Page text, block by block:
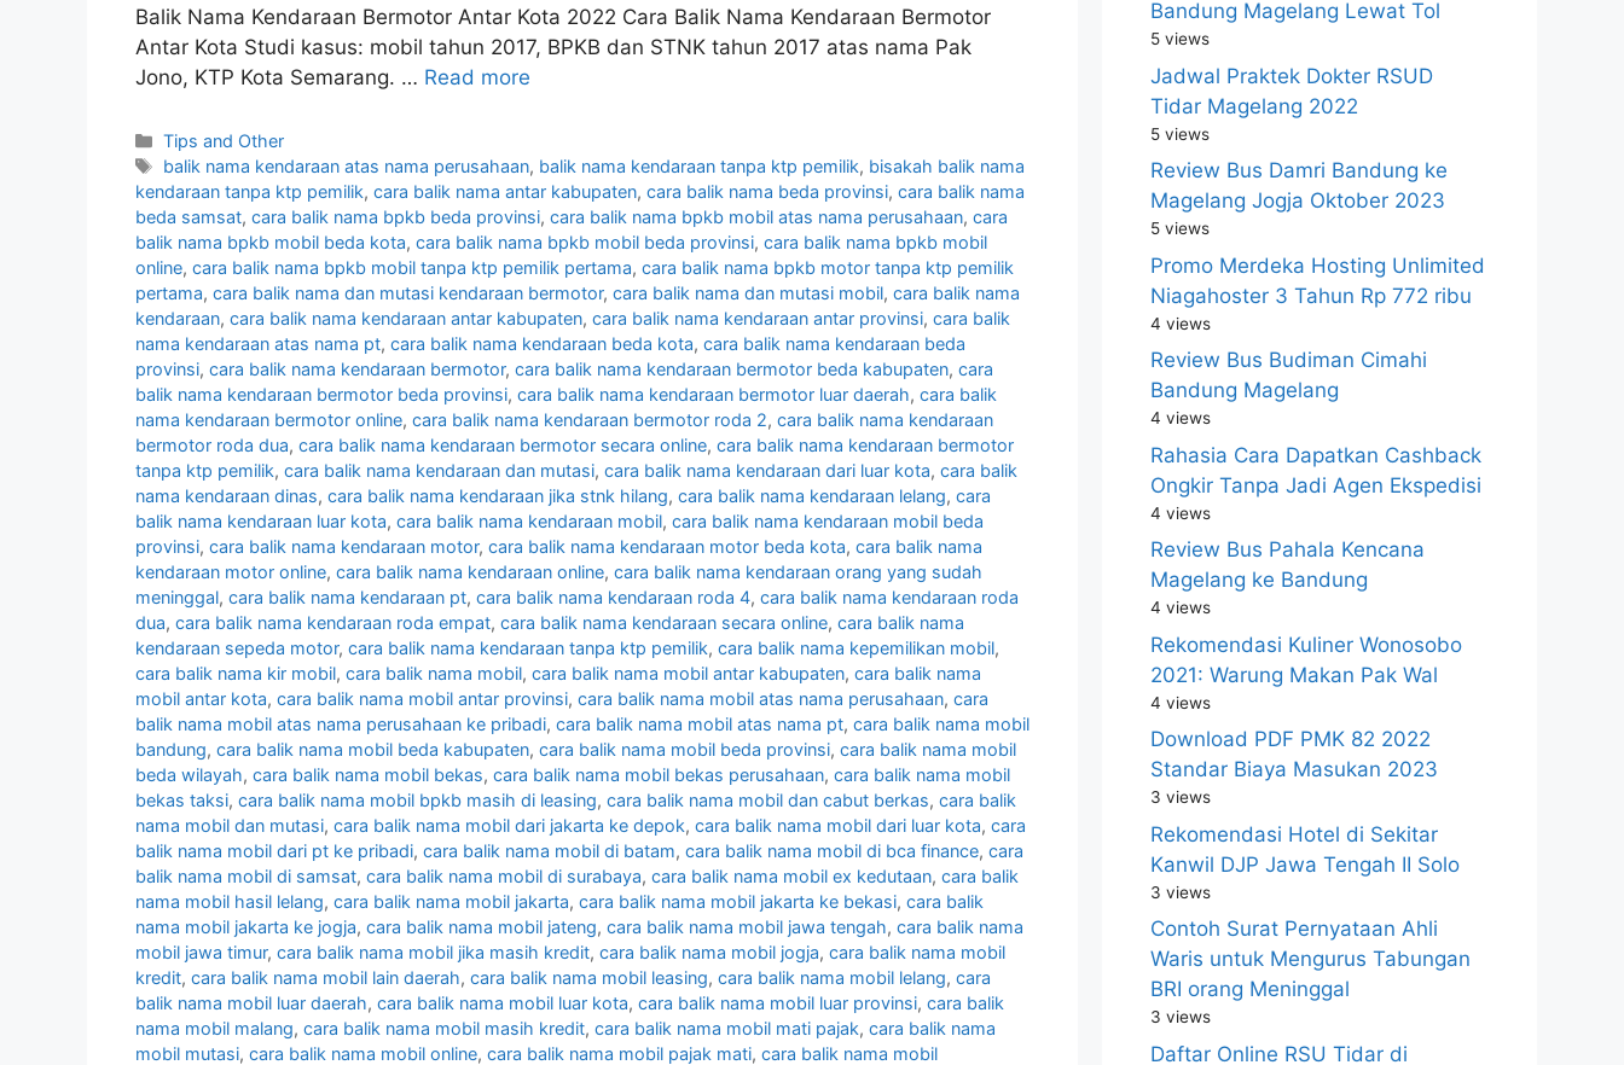
Balik Nama Kendaraan Bermotor Antar Kota 2022 Cara Balik Nama Kendaraan Bermotor
Antar Kota Studi kasus: mobil tahun 2017, BPKB dan STNK tahun 2017 atas nama Pak
Jono, KTP Kota Semarang. … Read more
Categories
Tips and Other
Tags
balik nama kendaraan atas nama perusahaan, balik nama kendaraan tanpa ktp pemilik, bisakah balik nama
kendaraan tanpa ktp pemilik, cara balik nama antar kabupaten, cara balik nama beda provinsi, cara balik nama
beda samsat, cara balik nama bpkb beda provinsi, cara balik nama bpkb mobil atas nama perusahaan, cara
balik nama bpkb mobil beda kota, cara balik nama bpkb mobil beda provinsi, cara balik nama bpkb mobil
online, cara balik nama bpkb mobil tanpa ktp pemilik pertama, cara balik nama bpkb motor tanpa ktp pemilik
pertama, cara balik nama dan mutasi kendaraan bermotor, cara balik nama dan mutasi mobil, cara balik nama
kendaraan, cara balik nama kendaraan antar kabupaten, cara balik nama kendaraan antar provinsi, cara balik
nama kendaraan atas nama pt, cara balik nama kendaraan beda kota, cara balik nama kendaraan beda
provinsi, cara balik nama kendaraan bermotor, cara balik nama kendaraan bermotor beda kabupaten, cara
balik nama kendaraan bermotor beda provinsi, cara balik nama kendaraan bermotor luar daerah, cara balik
nama kendaraan bermotor online, cara balik nama kendaraan bermotor roda 2, cara balik nama kendaraan
bermotor roda dua, cara balik nama kendaraan bermotor secara online, cara balik nama kendaraan bermotor
tanpa ktp pemilik, cara balik nama kendaraan dan mutasi, cara balik nama kendaraan dari luar kota, cara balik
nama kendaraan dinas, cara balik nama kendaraan jika stnk hilang, cara balik nama kendaraan lelang, cara
balik nama kendaraan luar kota, cara balik nama kendaraan mobil, cara balik nama kendaraan mobil beda
provinsi, cara balik nama kendaraan motor, cara balik nama kendaraan motor beda kota, cara balik nama
kendaraan motor online, cara balik nama kendaraan online, cara balik nama kendaraan orang yang sudah
meninggal, cara balik nama kendaraan pt, cara balik nama kendaraan roda 4, cara balik nama kendaraan roda
dua, cara balik nama kendaraan roda empat, cara balik nama kendaraan secara online, cara balik nama
kendaraan sepeda motor, cara balik nama kendaraan tanpa ktp pemilik, cara balik nama kepemilikan mobil,
cara balik nama kir mobil, cara balik nama mobil, cara balik nama mobil antar kabupaten, cara balik nama
mobil antar kota, cara balik nama mobil antar provinsi, cara balik nama mobil atas nama perusahaan, cara
balik nama mobil atas nama perusahaan ke pribadi, cara balik nama mobil atas nama pt, cara balik nama mobil
bandung, cara balik nama mobil beda kabupaten, cara balik nama mobil beda provinsi, cara balik nama mobil
beda wilayah, cara balik nama mobil bekas, cara balik nama mobil bekas perusahaan, cara balik nama mobil
bekas taksi, cara balik nama mobil bpkb masih di leasing, cara balik nama mobil dan cabut berkas, cara balik
nama mobil dan mutasi, cara balik nama mobil dari jakarta ke depok, cara balik nama mobil dari luar kota, cara
balik nama mobil dari pt ke pribadi, cara balik nama mobil di batam, cara balik nama mobil di bca finance, cara
balik nama mobil di samsat, cara balik nama mobil di surabaya, cara balik nama mobil ex kedutaan, cara balik
nama mobil hasil lelang, cara balik nama mobil jakarta, cara balik nama mobil jakarta ke bekasi, cara balik
nama mobil jakarta ke jogja, cara balik nama mobil jateng, cara balik nama mobil jawa tengah, cara balik nama
mobil jawa timur, cara balik nama mobil jika masih kredit, cara balik nama mobil jogja, cara balik nama mobil
kredit, cara balik nama mobil lain daerah, cara balik nama mobil leasing, cara balik nama mobil lelang, cara
balik nama mobil luar daerah, cara balik nama mobil luar kota, cara balik nama mobil luar provinsi, cara balik
nama mobil malang, cara balik nama mobil masih kredit, cara balik nama mobil mati pajak, cara balik nama
mobil mutasi, cara balik nama mobil online, cara balik nama mobil pajak mati, cara balik nama mobil
Bandung Magelang Lewat Tol
5 views
Jadwal Praktek Dokter RSUD
Tidar Magelang 2022
5 views
Review Bus Damri Bandung ke
Magelang Jogja Oktober 2023
5 views
Promo Merdeka Hosting Unlimited
Niagahoster 3 Tahun Rp 772 ribu
4 views
Review Bus Budiman Cimahi
Bandung Magelang
4 views
Rahasia Cara Dapatkan Cashback
Ongkir Tanpa Jadi Agen Ekspedisi
4 views
Review Bus Pahala Kencana
Magelang ke Bandung
4 views
Rekomendasi Kuliner Wonosobo
2021: Warung Makan Pak Wal
4 views
Download PDF PMK 82 2022
Standar Biaya Masukan 2023
3 views
Rekomendasi Hotel di Sekitar
Kanwil DJP Jawa Tengah II Solo
3 views
Contoh Surat Pernyataan Ahli
Waris untuk Mengurus Tabungan
BRI orang Meninggal
3 views
Daftar Online RSU Tidar di